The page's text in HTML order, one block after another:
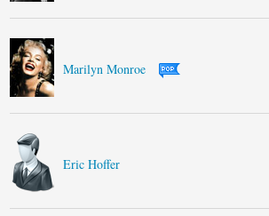
Marilyn Monroe
Eric Hoffer